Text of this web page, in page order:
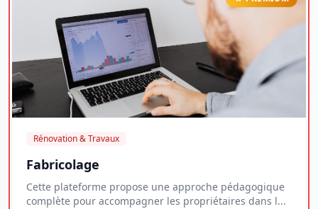
Rénovation & Travaux
Fabricolage
Cette plateforme propose une approche pédagogique
complète pour accompagner les propriétaires dans l...